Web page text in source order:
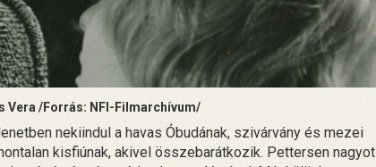
Vera /Forrás: NFI-Filmarchívum/
nekiindul a havas Óbudának, szivárvány és mezei
kisfiúnak, akivel összebarátkozik. Pettersen nagyot